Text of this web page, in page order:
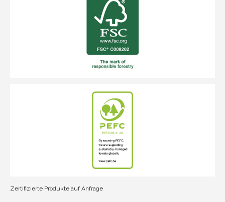
Zertifizierte Produkte auf Anfrage